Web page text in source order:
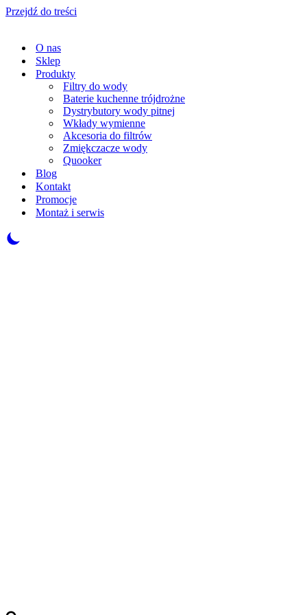
Przejdź do treści
O nas
Sklep
Produkty
Filtry do wody
Baterie kuchenne trójdrożne
Dystrybutory wody pitnej
Wkłady wymienne
Akcesoria do filtrów
Zmiękczacze wody
Quooker
Blog
Kontakt
Promocje
Montaż i serwis